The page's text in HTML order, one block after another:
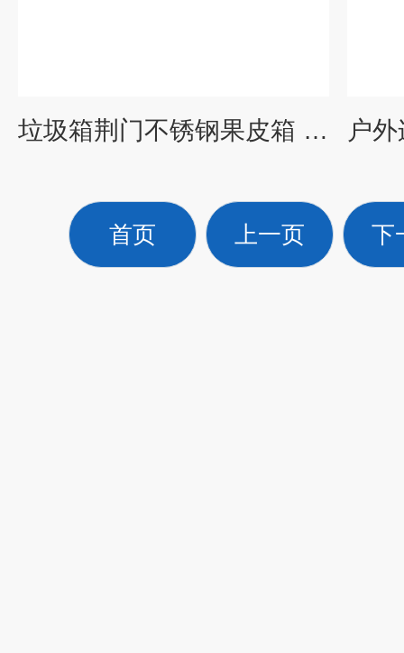
垃圾箱荆门不锈钢果皮箱 分类垃圾桶生产厂家 脚踏果皮箱
首页 上一页 下